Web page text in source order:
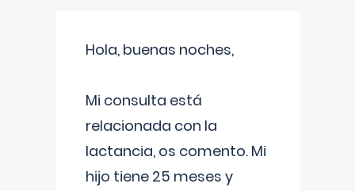
Hola, buenas noches,
Mi consulta está
relacionada con la
lactancia, os comento. Mi
hijo tiene 25 meses y